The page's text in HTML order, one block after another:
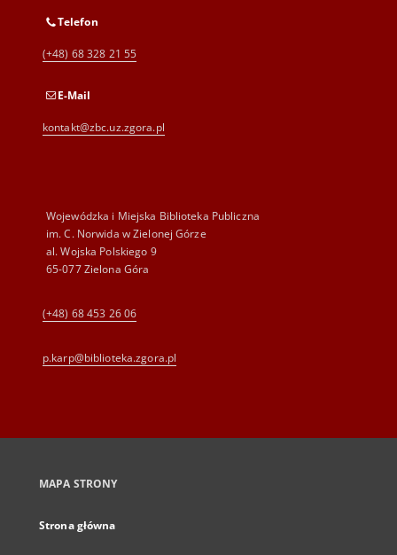
Telefon
(+48) 68 328 21 55
E-Mail
kontakt@zbc.uz.zgora.pl
Wojewódzka i Miejska Biblioteka Publiczna
im. C. Norwida w Zielonej Górze
al. Wojska Polskiego 9
65-077 Zielona Góra
(+48) 68 453 26 06
p.karp@biblioteka.zgora.pl
MAPA STRONY
Strona główna